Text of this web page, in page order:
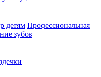
детям Профессиональная
зубов